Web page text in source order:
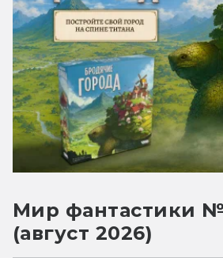
Мир фантастики
(август 2026)